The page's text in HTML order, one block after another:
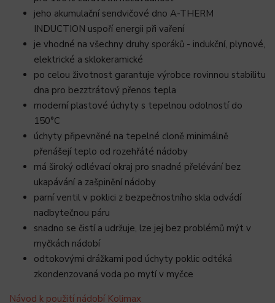
jeho akumulační sendvičové dno A-THERM
INDUCTION uspoří energii při vaření
je vhodné na všechny druhy sporáků - indukční, plynové,
elektrické a sklokeramické
po celou životnost garantuje výrobce rovinnou stabilitu
dna pro bezztrátový přenos tepla
moderní plastové úchyty s tepelnou odolností do
150°C
úchyty připevněné na tepelné cloně minimálně
přenášejí teplo od rozehřáté nádoby
má široký odlévací okraj pro snadné přelévání bez
ukapávání a zašpinění nádoby
parní ventil v poklici z bezpečnostního skla odvádí
nadbytečnou páru
snadno se čistí a udržuje, lze jej bez problémů mýt v
myčkách nádobí
odtokovými drážkami pod úchyty poklic odtéká
zkondenzovaná voda po mytí v myčce
Návod k použití nádobí Kolimax